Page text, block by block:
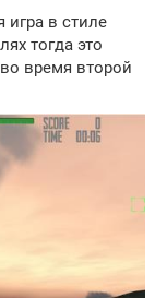
игра в стиле
тогда это
время второй